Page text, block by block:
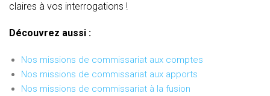
claires à vos interrogations !
Découvrez aussi :
Nos missions de commissariat aux comptes
Nos missions de commissariat aux apports
Nos missions de commissariat à la fusion